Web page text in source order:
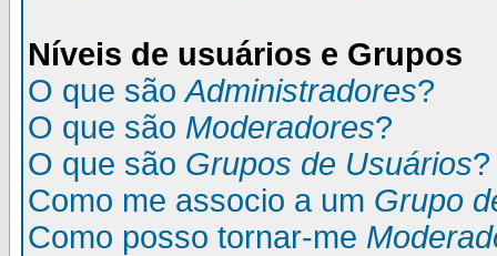
Níveis de usuários e Grupos
O que sãoAdministradores?
O que são Moderadores?
O que são Grupos de Usuários?
Como me associo a um Grupo
Como posso tornar-me